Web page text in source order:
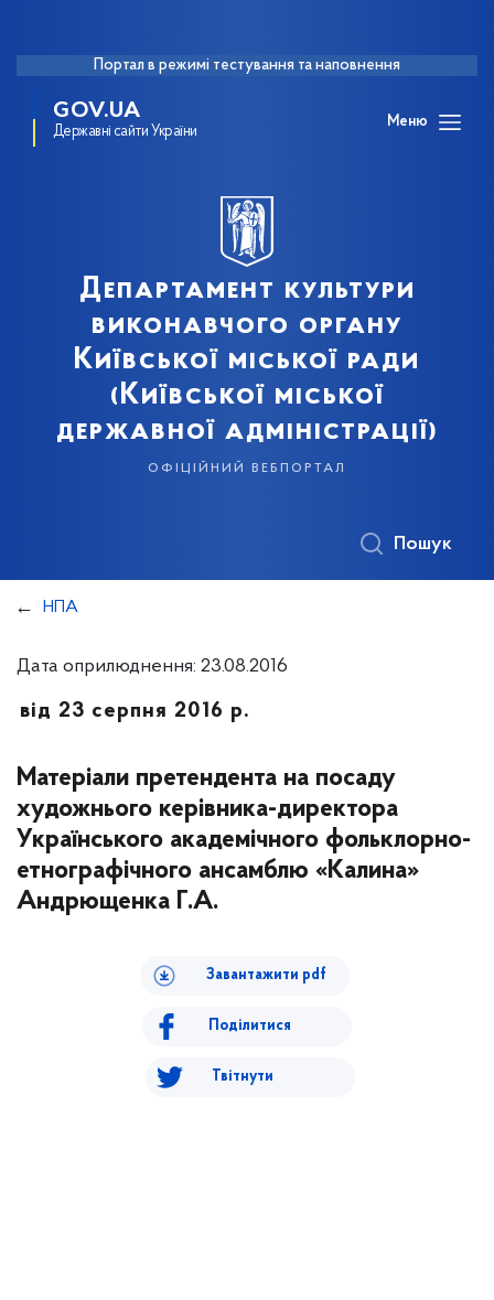
Портал в режимі тестування та наповнення
GOV.UA
Державні сайти України
Меню
Департамент культури
виконавчого органу
Київської міської ради
(Київської міської
державної адміністрації)
офіційний вебпортал
Пошук
НПА
Дата оприлюднення: 23.08.2016
від 23 серпня 2016 р.
Матеріали претендента на посаду
художнього керівника-директора
Українського академічного фольклорно-
етнографічного ансамблю «Калина»
Андрющенка Г.А.
Завантажити pdf
Поділитися
Твітнути